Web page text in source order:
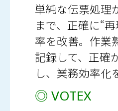
単純な伝票処理
まで、正確に“
率を改善。作業
記録して、正確
し、業務効率化
◎ VOTEX